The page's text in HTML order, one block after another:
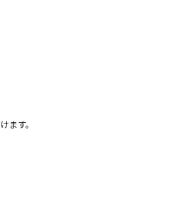
ます。